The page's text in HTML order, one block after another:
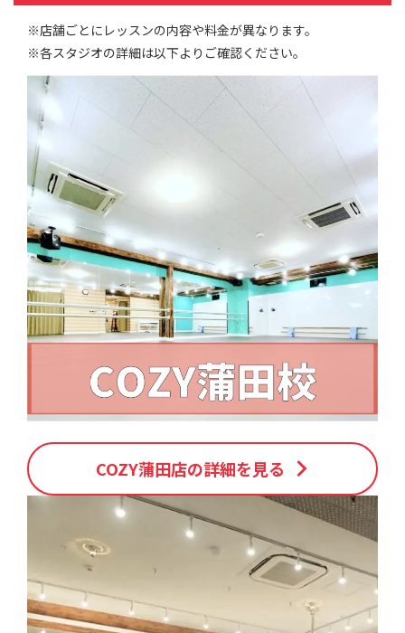
※店舗ごとにレッスンの内容や料金が異なります。
※各スタジオの詳細は以下よりご確認ください。
COZY蒲田店の詳細を見る